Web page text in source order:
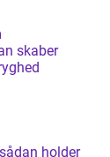
skaber
holder